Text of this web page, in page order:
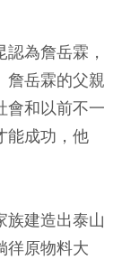
為詹岳霖，
詹岳霖的父親
會和以前不一
能成功，他
族建造出泰山
徉原物料大